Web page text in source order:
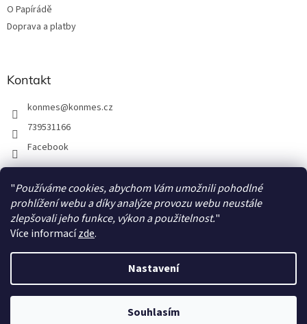
"Používáme cookies, abychom Vám umožnili pohodlné
prohlížení webu a díky analýze provozu webu neustále
zlepšovali jeho funkce, výkon a použitelnost."
Více informacízde.
Nastavení
Souhlasím
O Papírádě
Doprava a platby
Kontakt
konmes@konmes.cz
739531166
Facebook
Facebook
Vytvořil Shoptet
Papíráda. Všechna práva vyhrazena.